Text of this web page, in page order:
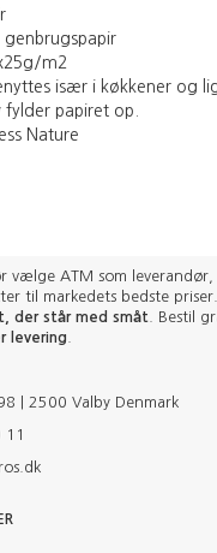
genbrugspapir
m2
især i køkkener og
fylder papiret op.
Nature
vælge ATM som
til markedets bedste priser.
der står med småt . Bestil
levering
| 2500 Valby Denmark
11